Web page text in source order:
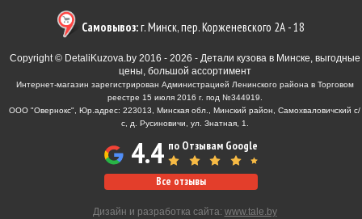
Самовывоз:г. Минск, пер. Корженевского 2А - 18
Copyright © DetaliKuzova.by 2016 - 2026 - Детали кузова в Минске, выгодные
цены, большой ассортимент
Интернет-магазин зарегистрирован Администрацией Ленинского района в Торговом
реестре 15 июля 2016 г. под №344919.
ООО "Овернокс", Юр.адрес: 223013, Минская обл., Минский район, Самохваловичский с/
с, д. Русиновичи, ул. Знатная, 1.
4.4 по Отзывам Google
Все отзывы
Дизайн и разработка сайта: www.tale.by